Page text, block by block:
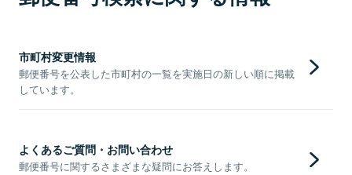
市町村変更情報
郵便番号を公表した市町村の一覧を実施日の新しい順に掲載
しています。
よくあるご質問・お問い合わせ
郵便番号に関するさまざまな疑問にお答えします。